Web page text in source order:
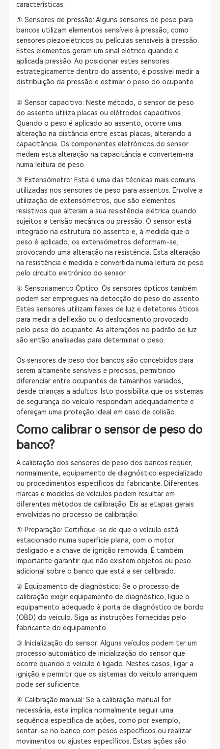
características:
① Sensores de pressão: Alguns sensores de peso para
bancos utilizam elementos sensíveis à pressão, como
sensores piezoelétricos ou películas sensíveis à pressão.
Estes elementos geram um sinal elétrico quando é
aplicada pressão. Ao posicionar estes sensores
estrategicamente dentro do assento, é possível medir a
distribuição da pressão e estimar o peso do ocupante.
② Sensor capacitivo: Neste método, o sensor de peso
do assento utiliza placas ou elétrodos capacitivos.
Quando o peso é aplicado ao assento, ocorre uma
alteração na distância entre estas placas, alterando a
capacitância. Os componentes eletrónicos do sensor
medem esta alteração na capacitância e convertem-na
numa leitura de peso.
③ Extensómetro: Esta é uma das técnicas mais comuns
utilizadas nos sensores de peso para assentos. Envolve a
utilização de extensómetros, que são elementos
resistivos que alteram a sua resistência elétrica quando
sujeitos a tensão mecânica ou pressão. O sensor está
integrado na estrutura do assento e, à medida que o
peso é aplicado, os extensómetros deformam-se,
provocando uma alteração na resistência. Esta alteração
na resistência é medida e convertida numa leitura de peso
pelo circuito eletrónico do sensor.
④ Sensoriamento Óptico: Os sensores ópticos também
podem ser empregues na detecção do peso do assento.
Estes sensores utilizam feixes de luz e detetores óticos
para medir a deflexão ou o deslocamento provocado
pelo peso do ocupante. As alterações no padrão de luz
são então analisadas para determinar o peso.
Os sensores de peso dos bancos são concebidos para
serem altamente sensíveis e precisos, permitindo
diferenciar entre ocupantes de tamanhos variados,
desde crianças a adultos. Isto possibilita que os sistemas
de segurança do veículo respondam adequadamente e
ofereçam uma proteção ideal em caso de colisão.
Como calibrar o sensor de peso do
banco?
A calibração dos sensores de peso dos bancos requer,
normalmente, equipamento de diagnóstico especializado
ou procedimentos específicos do fabricante. Diferentes
marcas e modelos de veículos podem resultar em
diferentes métodos de calibração. Eis as etapas gerais
envolvidas no processo de calibração:
① Preparação: Certifique-se de que o veículo está
estacionado numa superfície plana, com o motor
desligado e a chave de ignição removida. É também
importante garantir que não existem objetos ou peso
adicional sobre o banco que está a ser calibrado.
② Equipamento de diagnóstico: Se o processo de
calibração exigir equipamento de diagnóstico, ligue o
equipamento adequado à porta de diagnóstico de bordo
(OBD) do veículo. Siga as instruções fornecidas pelo
fabricante do equipamento.
③ Inicialização do sensor: Alguns veículos podem ter um
processo automático de inicialização do sensor que
ocorre quando o veículo é ligado. Nestes casos, ligar a
ignição e permitir que os sistemas do veículo arranquem
pode ser suficiente.
④ Calibração manual: Se a calibração manual for
necessária, esta implica normalmente seguir uma
sequência específica de ações, como por exemplo,
sentar-se no banco com pesos específicos ou realizar
movimentos ou ajustes específicos. Estas ações são